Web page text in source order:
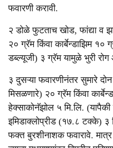
फवारणी करावी.
२ डोळे फुटताच खोड, फांद्या व
२० ग्रॅम किंवा कार्बेन्डाझिम
डब्ल्यूजी) ३ ग्रॅम यामुळे भुरी
३ दुसऱ्या फवारणीनंतर सुमारे
मिसळणारे) २० ग्रॅम किंवा
हेक्साकोनॅझोल ५ मि.लि.
इमिडाक्लोप्रीड (१७.८ टक्के) ३
फक्त बुरशीनाशक फवारावे.